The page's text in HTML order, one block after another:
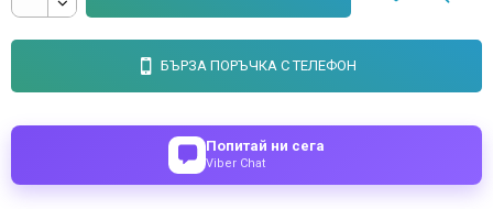
БЪРЗА ПОРЪЧКА С ТЕЛЕФОН
Попитай ни сега
Viber Chat